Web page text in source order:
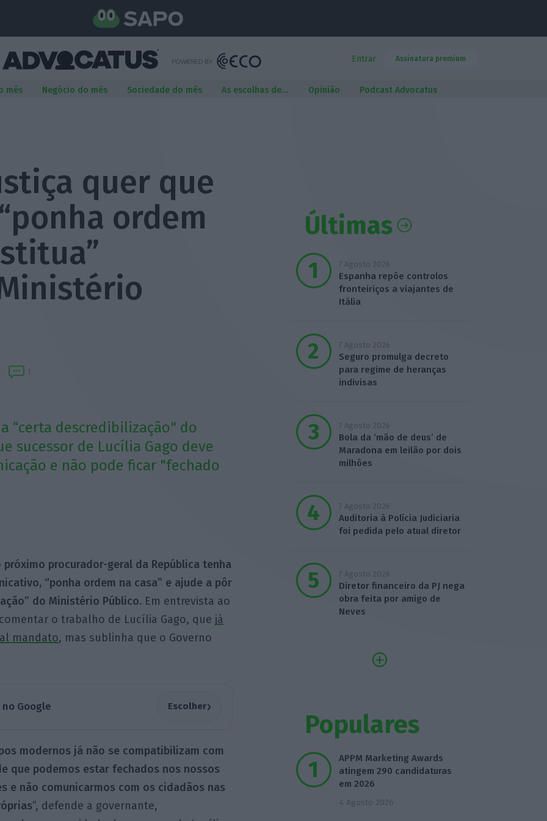
Entrar Assinatura premium
mês Negócio do mês Sociedade do mês As escolhas de… Opinião Podcast Advocatus
quer que
ordem
1
“certa descredibilização" do
sucessor de Lucília Gago deve
e não pode ficar "fechado
próximo procurador-geral da República tenha
“ponha ordem na casa” e ajude a pôr
do Ministério Público. Em entrevista ao
o trabalho de Lucília Gago, que já
mandato, mas sublinha que o Governo
Google Escolher›
modernos já não se compatibilizam com
que podemos estar fechados nos nossos
e não comunicarmos com os cidadãos nas
”, defende a governante,
Últimas
7 Agosto 2026
Espanha repõe controlos
fronteiriços a viajantes de
Itália
7 Agosto 2026
Seguro promulga decreto
para regime de heranças
indivisas
7 Agosto 2026
Bola da ‘mão de deus’ de
Maradona em leilão por dois
milhões
7 Agosto 2026
Auditoria à Polícia Judiciaria
foi pedida pelo atual diretor
7 Agosto 2026
Diretor financeiro da PJ nega
obra feita por amigo de
Neves
Populares
APPM Marketing Awards
atingem 290 candidaturas
em 2026
4 Agosto 2026